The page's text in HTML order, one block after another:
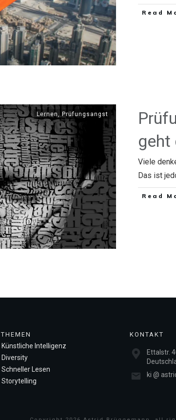
​Read
Lernen,Prüfungsangst
geht
Viele
Das ist
​Read
THEMEN
Künstliche Intelligenz
Diversity
Schneller Lesen
Storytelling
KONTAKT
Ettalstr.
ki @